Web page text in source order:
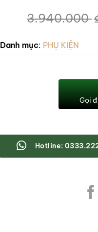
3.940.000
Danh mục: PHỤ KIỆN
Gọi
Hotline: